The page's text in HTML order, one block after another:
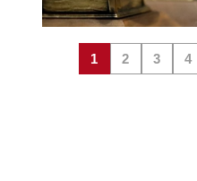
1 2 3 4